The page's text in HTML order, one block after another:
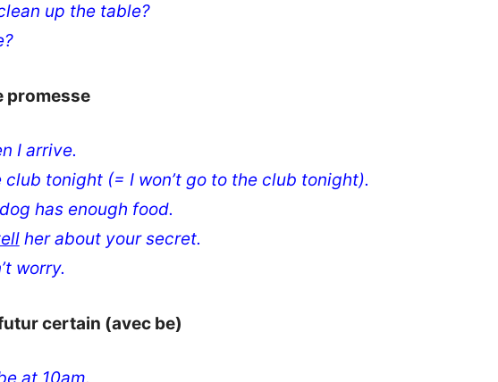
up the table?
promesse
I arrive.
tonight (= I won’t go to the club tonight).
has enough food.
her about your secret.
worry.
certain (avec be)